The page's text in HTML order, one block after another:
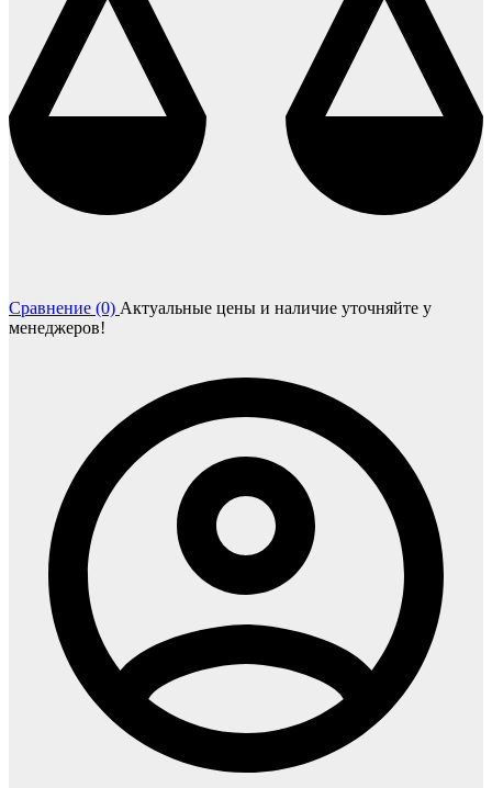
Сравнение (0) Актуальные цены и наличие уточняйте у
менеджеров!